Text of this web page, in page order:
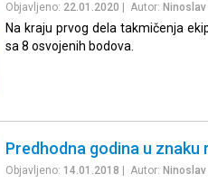
Objavljeno: 22.01.2020 | Autor:
Na kraju prvog dela takmičenja
sa 8 osvojenih bodova.
Predhodna godina u znaku
Objavljeno: 14.01.2018 | Autor: